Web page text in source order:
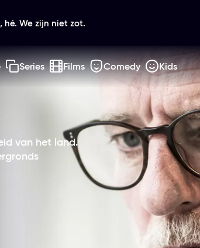
We zijn niet zot.
Series Films Comedy Kids
van het land.